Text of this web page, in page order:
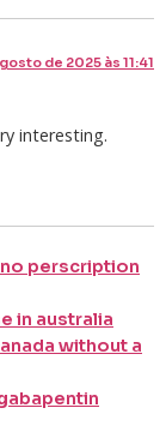
de 2025 às 11:41
interesting.
perscription
in australia
without a